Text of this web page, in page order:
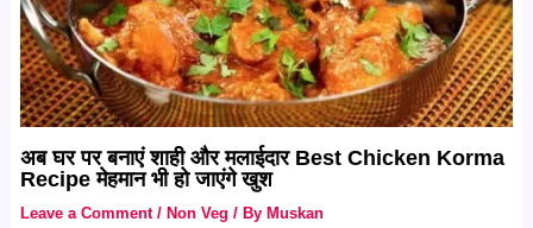
अब घर पर बनाएं शाही और मलाईदार Best Chicken Korma
Recipe मेहमान भी हो जाएंगे खुश
Leave a Comment /Non Veg / ByMuskan